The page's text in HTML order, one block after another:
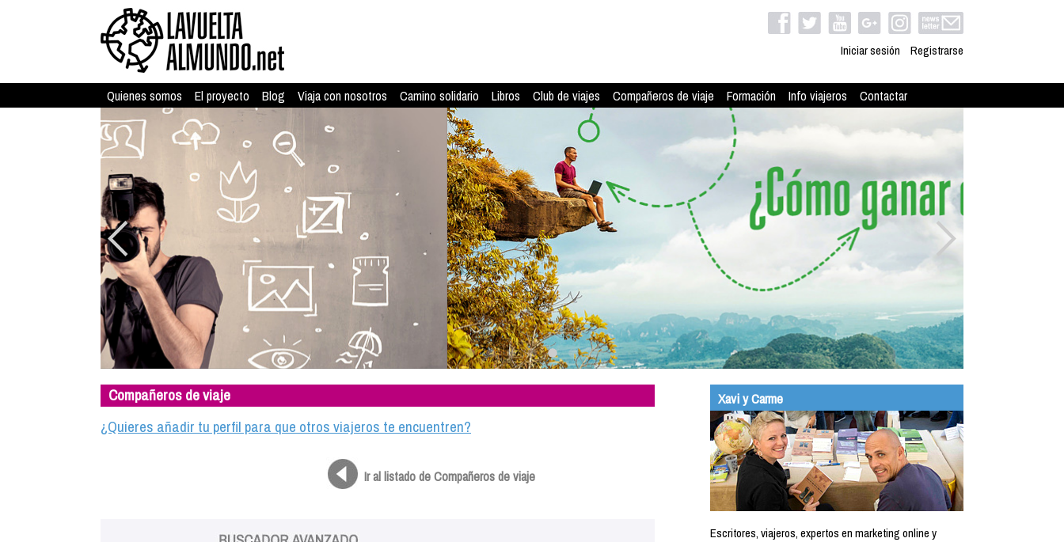
Iniciar sesión Registrarse
Quienes somos El proyecto Blog Viaja con nosotros Camino solidario Libros Club de viajes Compañeros de viaje Formación Info viajeros Contactar
Compañeros de viaje
¿Quieres añadir tu perfil para que otros viajeros te encuentren?
Ir al listado de Compañeros de viaje
Xavi y Carme
Escritores, viajeros, expertos en marketing online y